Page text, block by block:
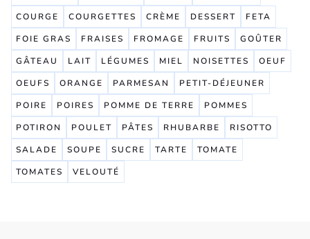
COURGE
COURGETTES CRÈME DESSERT
FETA
FOIE GRAS
FRAISES FROMAGE FRUITS
GOÛTER
GÂTEAU
LAIT LÉGUMES MIEL NOISETTES
OEUF
OEUFS
ORANGE PARMESAN
PETIT-DÉJEUNER
POIRE
POIRES POMME DE TERRE
POMMES
POTIRON
POULET PÂTES RHUBARBE
RISOTTO
SALADE
SOUPE SUCRE TARTE
TOMATE
TOMATES
VELOUTÉ